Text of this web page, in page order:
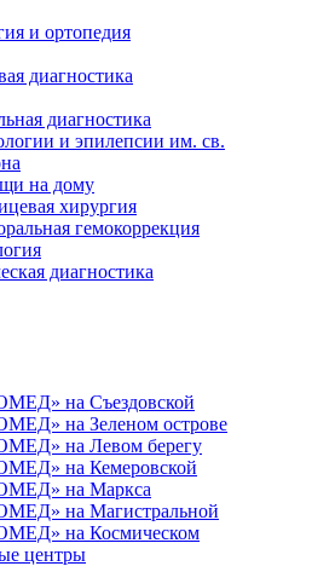
и ортопедия
диагностика
диагностика
и эпилепсии им. св.
на дому
хирургия
гемокоррекция
диагностика
на Съездовской
на Зеленом острове
на Левом берегу
на Кемеровской
на Маркса
на Магистральной
на Космическом
центры